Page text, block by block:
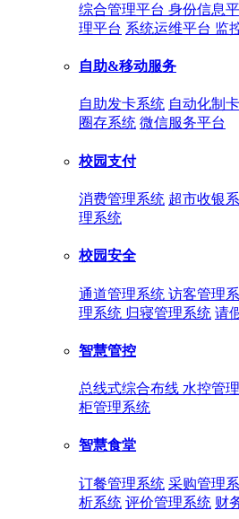
综合管理平台 身份信息
理平台 系统运维平台 监
自助&移动服务
自助发卡系统 自动化制
圈存系统 微信服务平台
校园支付
消费管理系统 超市收银
理系统
校园安全
通道管理系统 访客管理
理系统 归寝管理系统 请
智慧管控
总线式综合布线 水控管
柜管理系统
智慧食堂
订餐管理系统 采购管理
析系统 评价管理系统 财